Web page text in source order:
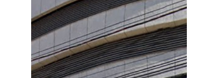
26 de fev. de 2025 4 min de leitura